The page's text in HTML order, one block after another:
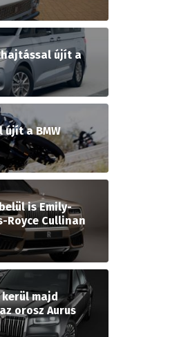
újít a
a BMW
is Emily-
Royce Cullinan
majd
orosz Aurus